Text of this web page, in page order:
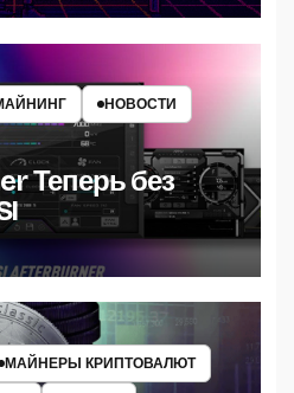
НОВОСТИ
Теперь без
МАЙНЕРЫ КРИПТОВАЛЮТ